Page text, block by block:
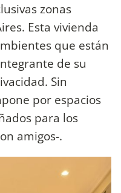
zonas
Esta vivienda
que están
de su
Sin
por espacios
para los
amigos-.